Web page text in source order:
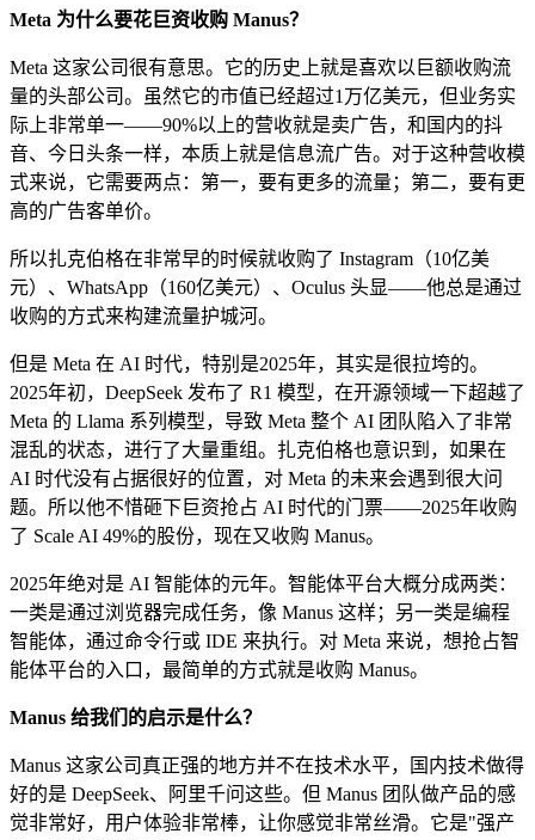
Meta 为什么要花巨资收购 Manus？
Meta 这家公司很有意思。它的历史上就是喜欢以巨额收购流
量的头部公司。虽然它的市值已经超过1万亿美元，但业务实
际上非常单一——90%以上的营收就是卖广告，和国内的抖
音、今日头条一样，本质上就是信息流广告。对于这种营收模
式来说，它需要两点：第一，要有更多的流量；第二，要有更
高的广告客单价。
所以扎克伯格在非常早的时候就收购了 Instagram（10亿美
元）、WhatsApp（160亿美元）、Oculus 头显——他总是通过
收购的方式来构建流量护城河。
但是 Meta 在 AI 时代，特别是2025年，其实是很拉垮的。
2025年初，DeepSeek 发布了 R1 模型，在开源领域一下超越了
Meta 的 Llama 系列模型，导致 Meta 整个 AI 团队陷入了非常
混乱的状态，进行了大量重组。扎克伯格也意识到，如果在
AI 时代没有占据很好的位置，对 Meta 的未来会遇到很大问
题。所以他不惜砸下巨资抢占 AI 时代的门票——2025年收购
了 Scale AI 49%的股份，现在又收购 Manus。
2025年绝对是 AI 智能体的元年。智能体平台大概分成两类：
一类是通过浏览器完成任务，像 Manus 这样；另一类是编程
智能体，通过命令行或 IDE 来执行。对 Meta 来说，想抢占智
能体平台的入口，最简单的方式就是收购 Manus。
Manus 给我们的启示是什么？
Manus 这家公司真正强的地方并不在技术水平，国内技术做得
好的是 DeepSeek、阿里千问这些。但 Manus 团队做产品的感
觉非常好，用户体验非常棒，让你感觉非常丝滑。它是"强产